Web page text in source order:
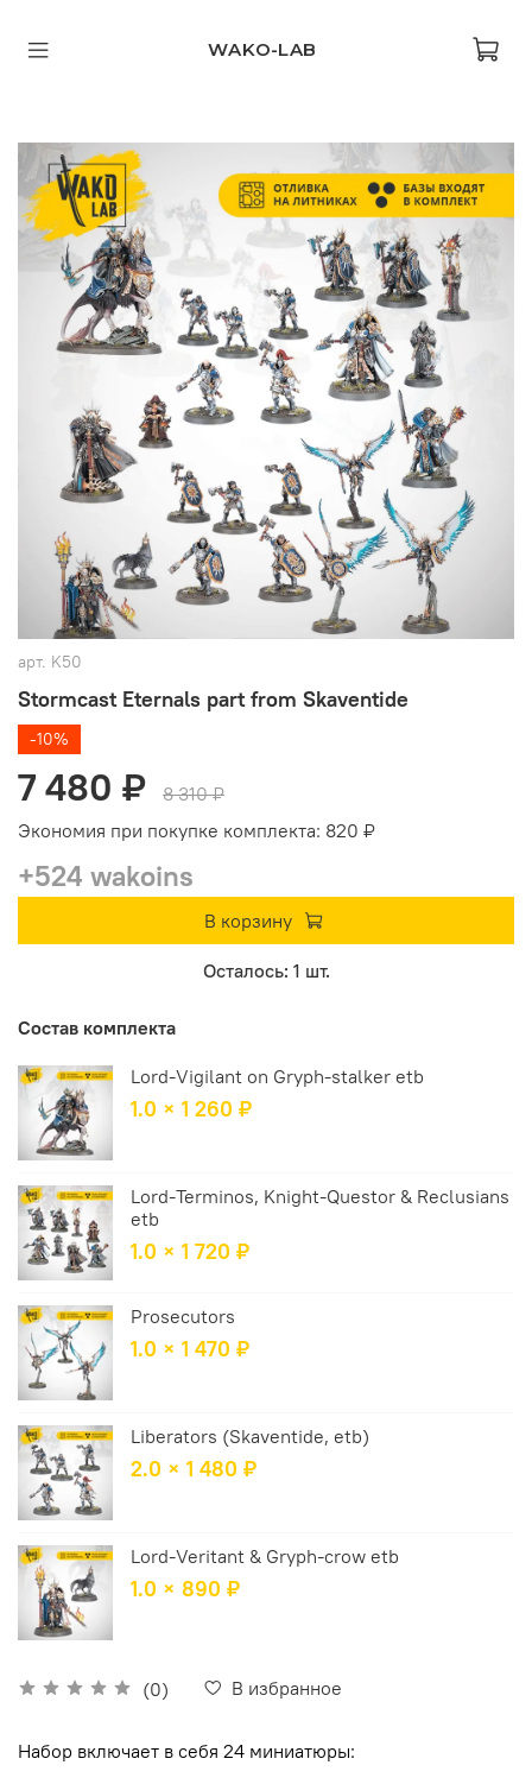
WAKO-LAB
арт. K50
Stormcast Eternals part from Skaventide
(0) В избранное
-10%
7 480 ₽
8 310 ₽
Экономия при покупке комплекта: 820 ₽
+524 wakoins
В корзину
Осталось: 1 шт.
Состав комплекта
Lord-Vigilant on Gryph-stalker etb
1.0 × 1 260 ₽
Lord-Terminos, Knight-Questor & Reclusians
etb
1.0 × 1 720 ₽
Prosecutors
1.0 × 1 470 ₽
Liberators (Skaventide, etb)
2.0 × 1 480 ₽
Lord-Veritant & Gryph-crow etb
1.0 × 890 ₽
Набор включает в себя 24 миниатюры: